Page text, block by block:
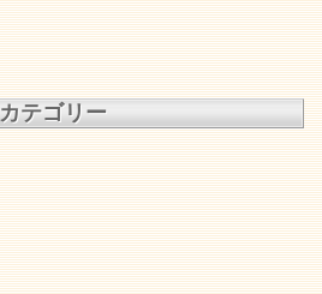
カテゴリー